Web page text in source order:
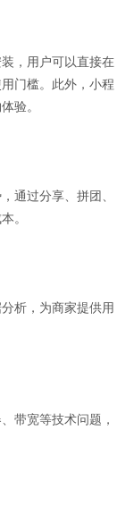
，用户可以直接在
门槛。此外，小程
验。
通过分享、拼团、
。
析，为商家提供用
带宽等技术问题，